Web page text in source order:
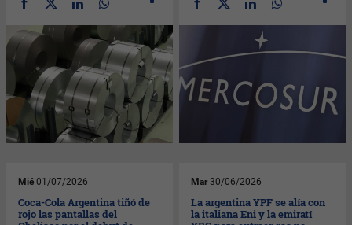
Mié 01/07/2026
Coca-Cola Argentina tiñó de
rojo las pantallas del
Mar 30/06/2026
La argentina YPF se alía con
la italiana Eni y la emiratí